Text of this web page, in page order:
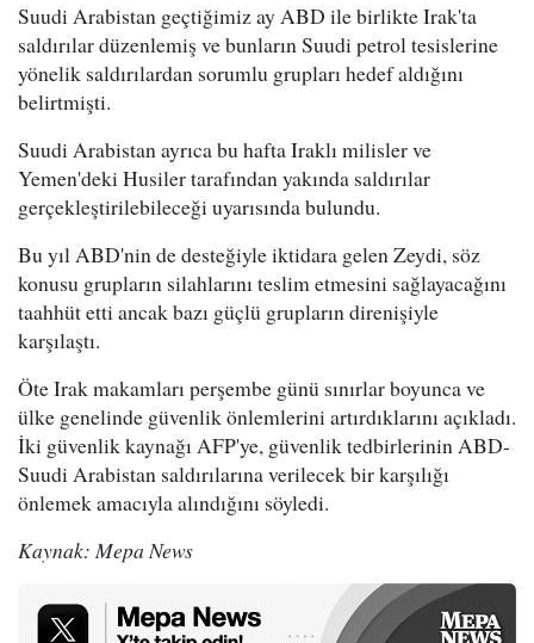
Suudi Arabistan geçtiğimiz ay ABD ile birlikte Irak'ta
saldırılar düzenlemiş ve bunların Suudi petrol tesislerine
yönelik saldırılardan sorumlu grupları hedef aldığını
belirtmişti.
Suudi Arabistan ayrıca bu hafta Iraklı milisler ve
Yemen'deki Husiler tarafından yakında saldırılar
gerçekleştirilebileceği uyarısında bulundu.
Bu yıl ABD'nin de desteğiyle iktidara gelen Zeydi, söz
konusu grupların silahlarını teslim etmesini sağlayacağını
taahhüt etti ancak bazı güçlü grupların direnişiyle
karşılaştı.
Öte Irak makamları perşembe günü sınırlar boyunca ve
ülke genelinde güvenlik önlemlerini artırdıklarını açıkladı.
İki güvenlik kaynağı AFP'ye, güvenlik tedbirlerinin ABD-
Suudi Arabistan saldırılarına verilecek bir karşılığı
önlemek amacıyla alındığını söyledi.
Kaynak: Mepa News